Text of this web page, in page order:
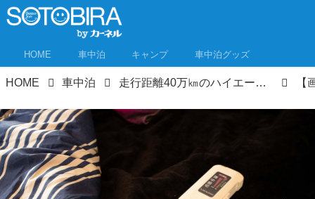
HOME 車中泊 キャンプ 車中泊グッズ
HOME 車中泊 走行距離40万㎞のハイエースをレーシーなキャンピングカーにリメイク！足まわりはフルレストア！